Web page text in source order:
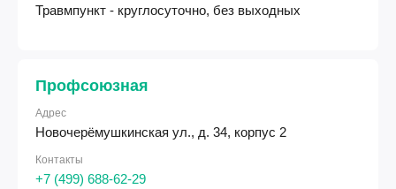
Травмпункт - круглосуточно, без выходных
Профсоюзная
Адрес
Новочерёмушкинская ул., д. 34, корпус 2
Контакты
+7 (499) 688-62-29